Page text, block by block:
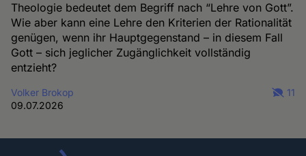
Theologie bedeutet dem Begriff nach “Lehre von Gott”.
Wie aber kann eine Lehre den Kriterien der Rationalität
genügen, wenn ihr Hauptgegenstand – in diesem Fall
Gott – sich jeglicher Zugänglichkeit vollständig
entzieht?
Volker Brokop
09.07.2026
11